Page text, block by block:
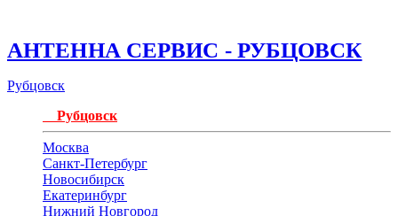
АНТЕННА СЕРВИС - РУБЦОВСК
Рубцовск
Рубцовск
Москва
Санкт-Петербург
Новосибирск
Екатеринбург
Нижний Новгород